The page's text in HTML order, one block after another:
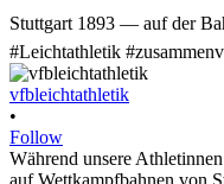
vfbleichtathletik
•
Follow
Während unsere